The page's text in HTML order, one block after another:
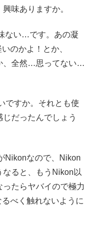
味ありますか。
ない…です。あの凝
のかよ！とか、
、全然…思ってない…
ですか。それとも使
だったんでしょう
Nikonなので、Nikon
ると、もうNikon以
たらヤバイので極力
べく触れないように